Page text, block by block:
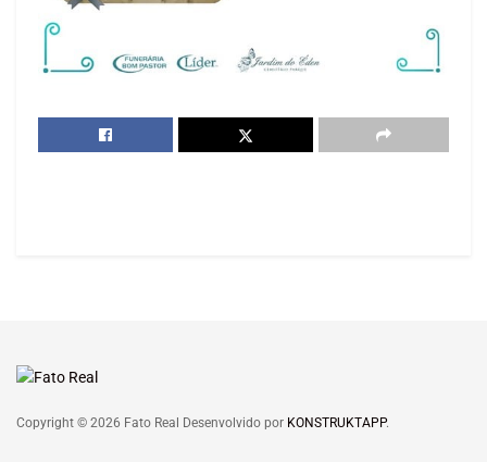
Copyright © 2026 Fato Real Desenvolvido por KONSTRUKTAPP.